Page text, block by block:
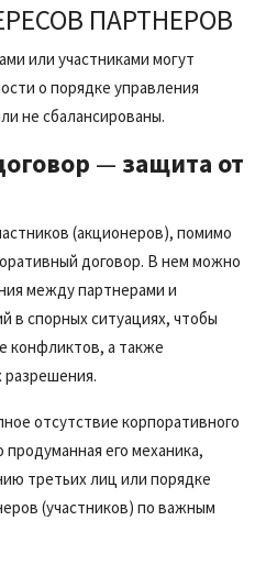
ПАРТНЕРОВ
или участниками могут
о порядке управления
не сбалансированы.
— защита от
(акционеров), помимо
договор. В нем можно
между партнерами и
в спорных ситуациях, чтобы
конфликтов, а также
разрешения.
отсутствие корпоративного
его механика,
третьих лиц или порядке
(участников) по важным